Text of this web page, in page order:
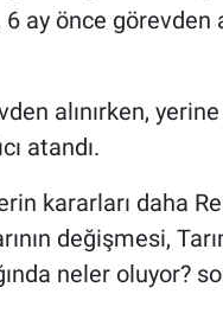
ay önce görevden
alınırken,
atandı.
kararları daha
değişmesi,
neler oluyor?